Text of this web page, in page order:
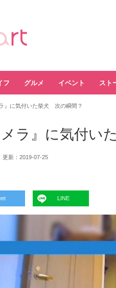
フ グルメ イベント スト
』に気付いた柴犬 次の瞬間？
ラ』に気付い
新： 2019-07-25
LINE